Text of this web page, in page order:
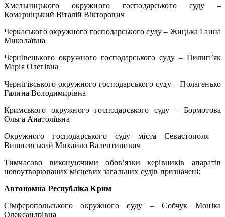
Хмельницького окружного господарського суду –
Комарніцький Віталій Вікторович
Черкаського окружного господарського суду – Жицька Ганна
Миколаївна
Чернівецького окружного господарського суду – Пилип’як
Марія Олегівна
Чернігівського окружного господарського суду – Полагенько
Галина Володимирівна
Кримського окружного господарського суду – Бормотова
Ольга Анатоліївна
Окружного господарського суду міста Севастополя –
Вишневський Михайло Валентинович
Тимчасово виконуючими обов’язки керівників апаратів
новоутворюваних місцевих загальних судів призначені:
Автономна Республіка Крим
Сімферопольського окружного суду – Собчук Моніка
Олександрівна